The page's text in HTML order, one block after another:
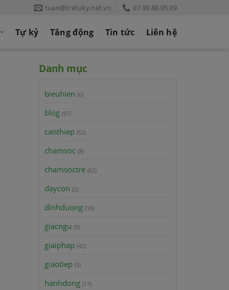
tuan@tretuky.net.vn 07.99.88.05.99
Tự kỷ Tăng động Tin tức Liên hệ
Danh mục
bieuhien (6)
blog (97)
canthiep (52)
chamsoc (8)
chamsoctre (62)
daycon (2)
dinhduong (16)
giacngu (9)
giaiphap (42)
giaotiep (5)
hanhdong (17)